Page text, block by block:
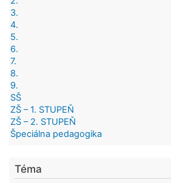
3.
4.
5.
6.
7.
8.
9.
SŠ
ZŠ – 1. STUPEŇ
ZŠ – 2. STUPEŇ
Špeciálna pedagogika
Téma